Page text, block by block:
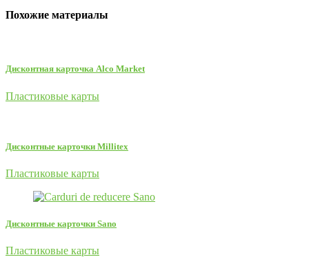
Похожие материалы
Дисконтная карточка Alco Market
Пластиковые карты
Дисконтные карточки Millitex
Пластиковые карты
Дисконтные карточки Sano
Пластиковые карты